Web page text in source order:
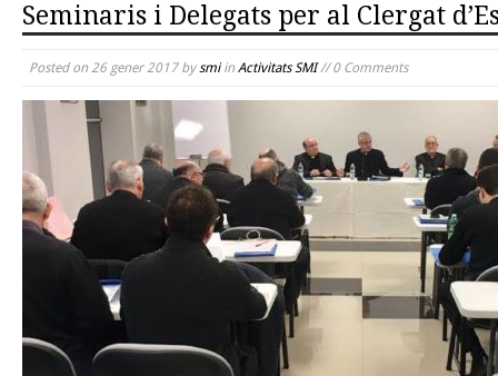
Seminaris i Delegats per al Clergat
Posted on 26 gener 2017bysmiin Activitats SMI// 0 Comments